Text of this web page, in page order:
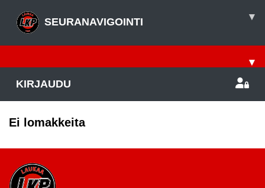
SEURANAVIGOINTI ▾
▾
KIRJAUDU
Ei lomakkeita